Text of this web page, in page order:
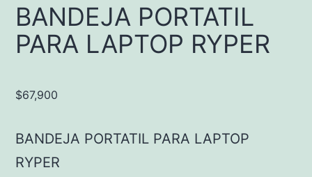
BANDEJA PORTATIL
PARA LAPTOP RYPER
$67,900
BANDEJA PORTATIL PARA LAPTOP
RYPER